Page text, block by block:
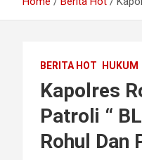
BERITA HOT HUKUM
Kapolres
Patroli “
Rohul Dan